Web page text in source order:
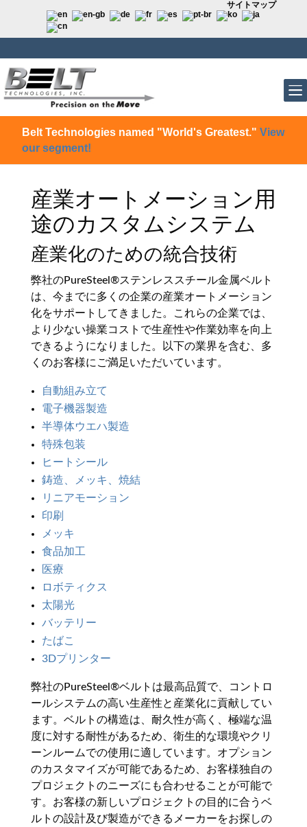
サイトマップ
Belt Technologies named "World's Greatest." View
our segment!
産業オートメーション用
途のカスタムシステム
産業化のための統合技術
弊社のPureSteel®ステンレススチール金属ベルト
は、今までに多くの企業の産業オートメーション
化をサポートしてきました。これらの企業では、
より少ない操業コストで生産性や作業効率を向上
できるようになりました。以下の業界を含む、多
くのお客様にご満足いただいています。
自動組み立て
電子機器製造
半導体ウエハ製造
特殊包装
ヒートシール
鋳造、メッキ、焼結
リニアモーション
印刷
メッキ
食品加工
医療
ロボティクス
太陽光
バッテリー
たばこ
3Dプリンター
弊社のPureSteel®ベルトは最高品質で、コントロ
ールシステムの高い生産性と産業化に貢献してい
ます。ベルトの構造は、耐久性が高く、極端な温
度に対する耐性があるため、衛生的な環境やクリ
ーンルームでの使用に適しています。オプション
のカスタマイズが可能であるため、お客様独自の
プロジェクトのニーズにも合わせることが可能で
す。お客様の新しいプロジェクトの目的に合うベ
ルトの設計及び製造ができるメーカーをお探しの